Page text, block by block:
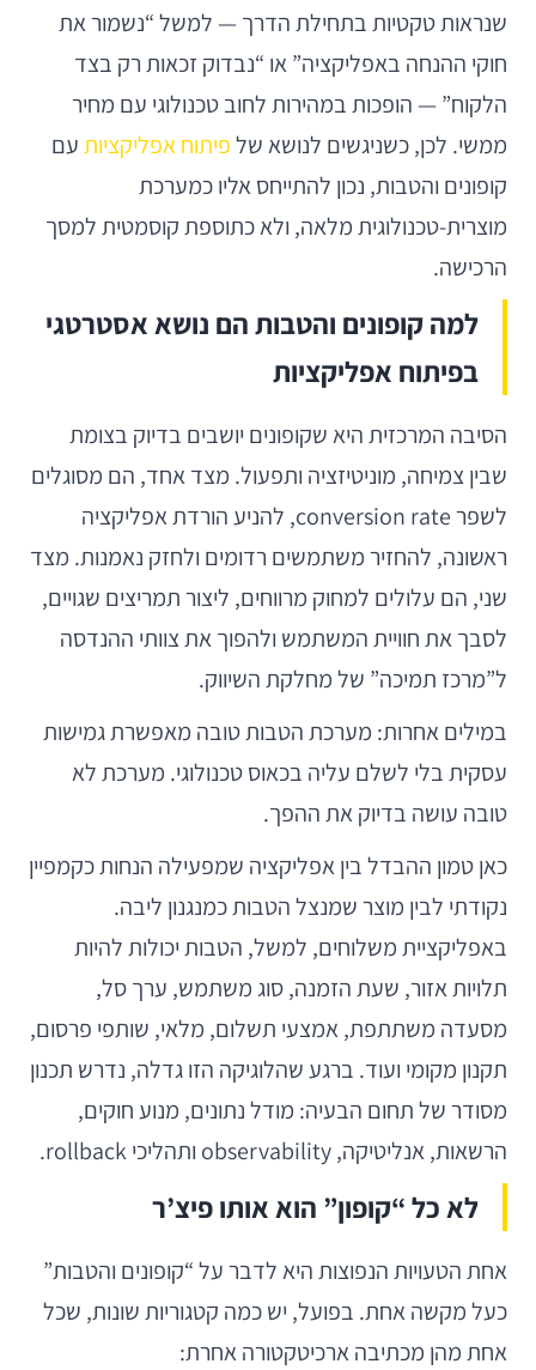
שנראות טקטיות בתחילת הדרך — למשל “נשמור את
חוקי ההנחה באפליקציה” או “נבדוק זכאות רק בצד
הלקוח” — הופכות במהירות לחוב טכנולוגי עם מחיר
ממשי. לכן, כשניגשים לנושא שלפיתוח אפליקציותעם
קופונים והטבות, נכון להתייחס אליו כמערכת
מוצרית-טכנולוגית מלאה, ולא כתוספת קוסמטית למסך
הרכישה.
למה קופונים והטבות הם נושא אסטרטגי
בפיתוח אפליקציות
הסיבה המרכזית היא שקופונים יושבים בדיוק בצומת
שבין צמיחה, מוניטיזציה ותפעול. מצד אחד, הם מסוגלים
לשפר conversion rate, להניע הורדת אפליקציה
ראשונה, להחזיר משתמשים רדומים ולחזק נאמנות. מצד
שני, הם עלולים למחוק מרווחים, ליצור תמריצים שגויים,
לסבך את חוויית המשתמש ולהפוך את צוותי ההנדסה
ל”מרכז תמיכה” של מחלקת השיווק.
במילים אחרות: מערכת הטבות טובה מאפשרת גמישות
עסקית בלי לשלם עליה בכאוס טכנולוגי. מערכת לא
טובה עושה בדיוק את ההפך.
כאן טמון ההבדל בין אפליקציה שמפעילה הנחות כקמפיין
נקודתי לבין מוצר שמנצל הטבות כמנגנון ליבה.
באפליקציית משלוחים, למשל, הטבות יכולות להיות
תלויות אזור, שעת הזמנה, סוג משתמש, ערך סל,
מסעדה משתתפת, אמצעי תשלום, מלאי, שותפי פרסום,
תקנון מקומי ועוד. ברגע שהלוגיקה הזו גדלה, נדרש תכנון
מסודר של תחום הבעיה: מודל נתונים, מנוע חוקים,
הרשאות, אנליטיקה, observability ותהליכי rollback.
לא כל “קופון” הוא אותו פיצ’ר
אחת הטעויות הנפוצות היא לדבר על “קופונים והטבות”
כעל מקשה אחת. בפועל, יש כמה קטגוריות שונות, שכל
אחת מהן מכתיבה ארכיטקטורה אחרת: